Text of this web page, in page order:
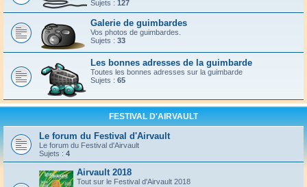
Sujets : 127
Galerie de guimbardes
Vos photos de guimbardes.
Sujets : 33
Les bonnes adresses de la guimbarde
Toutes les bonnes adresses sur la guimbarde
Sujets : 65
FESTIVAL D'AIRVAULT
Le forum du Festival d'Airvault
Le forum du Festival d'Airvault
Sujets : 4
Airvault 2018
Tout sur le Festival d'Airvault 2018